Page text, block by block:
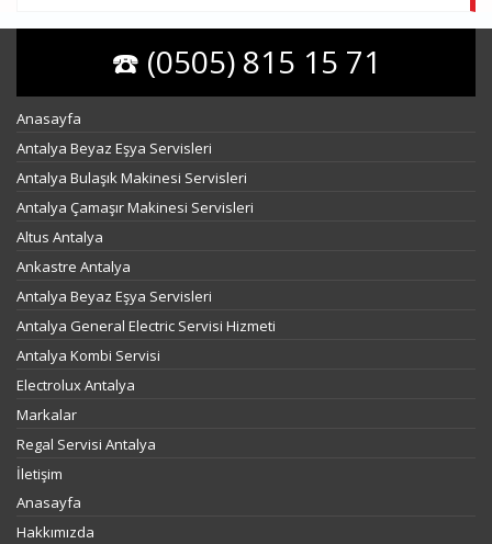
☎️ (0505) 815 15 71
Anasayfa
Antalya Beyaz Eşya Servisleri
Antalya Bulaşık Makinesi Servisleri
Antalya Çamaşır Makinesi Servisleri
Altus Antalya
Ankastre Antalya
Antalya Beyaz Eşya Servisleri
Antalya General Electric Servisi Hizmeti
Antalya Kombi Servisi
Electrolux Antalya
Markalar
Regal Servisi Antalya
İletişim
Anasayfa
Hakkımızda